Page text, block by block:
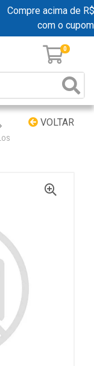
Compre acima de
com o cupom
0
VOLTAR